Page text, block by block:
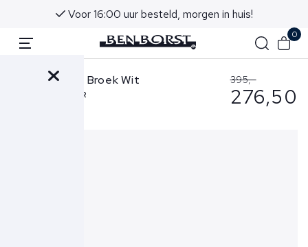
Voor 16:00 uur besteld, morgen in huis!
0
Jacob Cohen Broek Wit
Bobby-S3756 TR
395,-
276,50